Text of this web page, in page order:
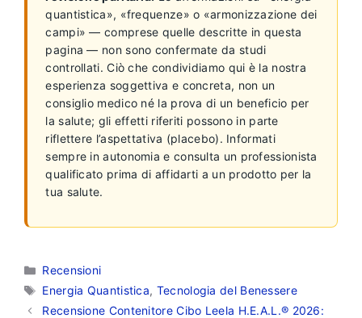
quantistica», «frequenze» o «armonizzazione dei
campi» — comprese quelle descritte in questa
pagina — non sono confermate da studi
controllati. Ciò che condividiamo qui è la nostra
esperienza soggettiva e concreta, non un
consiglio medico né la prova di un beneficio per
la salute; gli effetti riferiti possono in parte
riflettere l’aspettativa (placebo). Informati
sempre in autonomia e consulta un professionista
qualificato prima di affidarti a un prodotto per la
tua salute.
Categorie
Recensioni
Tag
Energia Quantistica, Tecnologia del Benessere
Recensione Contenitore Cibo Leela H.E.A.L.® 2026: